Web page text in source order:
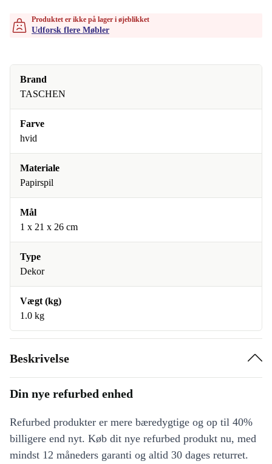
Produktet er ikke på lager i øjeblikket
Udforsk flere Møbler
Brand
TASCHEN
Farve
hvid
Materiale
Papirspil
Mål
1 x 21 x 26 cm
Type
Dekor
Vægt (kg)
1.0 kg
Beskrivelse
Din nye refurbed enhed
Refurbed produkter er mere bæredygtige og op til 40%
billigere end nyt. Køb dit nye refurbed produkt nu, med
mindst 12 måneders garanti og altid 30 dages returret.